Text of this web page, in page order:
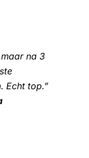
na 3
Echt top.”